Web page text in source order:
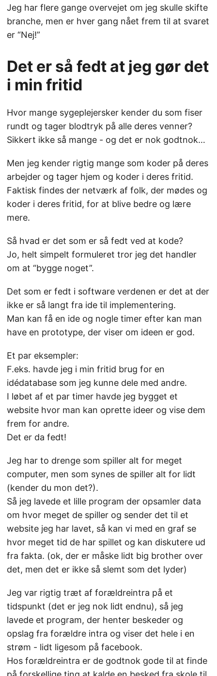
Jeg har flere gange overvejet om jeg skulle skifte
branche, men er hver gang nået frem til at svaret
er “Nej!”
Det er så fedt at jeg gør det
i min fritid
Hvor mange sygeplejersker kender du som fiser
rundt og tager blodtryk på alle deres venner?
Sikkert ikke så mange - og det er nok godtnok…
Men jeg kender rigtig mange som koder på deres
arbejder og tager hjem og koder i deres fritid.
Faktisk findes der netværk af folk, der mødes og
koder i deres fritid, for at blive bedre og lære
mere.
Så hvad er det som er så fedt ved at kode?
Jo, helt simpelt formuleret tror jeg det handler
om at “bygge noget”.
Det som er fedt i software verdenen er det at der
ikke er så langt fra ide til implementering.
Man kan få en ide og nogle timer efter kan man
have en prototype, der viser om ideen er god.
Et par eksempler:
F.eks. havde jeg i min fritid brug for en
idédatabase som jeg kunne dele med andre.
I løbet af et par timer havde jeg bygget et
website hvor man kan oprette ideer og vise dem
frem for andre.
Det er da fedt!
Jeg har to drenge som spiller alt for meget
computer, men som synes de spiller alt for lidt
(kender du mon det?).
Så jeg lavede et lille program der opsamler data
om hvor meget de spiller og sender det til et
website jeg har lavet, så kan vi med en graf se
hvor meget tid de har spillet og kan diskutere ud
fra fakta. (ok, der er måske lidt big brother over
det, men det er ikke så slemt som det lyder)
Jeg var rigtig træt af forældreintra på et
tidspunkt (det er jeg nok lidt endnu), så jeg
lavede et program, der henter beskeder og
opslag fra forældre intra og viser det hele i en
strøm - lidt ligesom på facebook.
Hos forældreintra er de godtnok gode til at finde